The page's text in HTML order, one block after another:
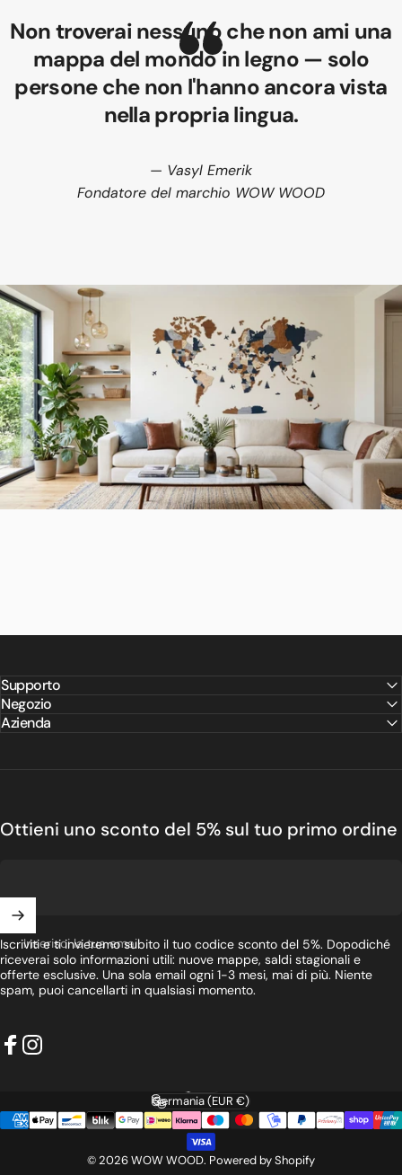
Non troverai nessuno che non ami una
mappa del mondo in legno — solo
persone che non l'hanno ancora vista
nella propria lingua.
— Vasyl Emerik
Fondatore del marchio WOW WOOD
Esploralanostracollezione
Supporto
Negozio
Azienda
Ottieni uno sconto del 5% sul tuo primo ordine
Inserisci la tua email
Iscriviti e ti invieremo subito il tuo codice sconto del 5%. Dopodiché
riceverai solo informazioni utili: nuove mappe, saldi stagionali e
offerte esclusive. Una sola email ogni 1-3 mesi, mai di più. Niente
spam, puoi cancellarti in qualsiasi momento.
© 2026 WOW WOOD. Powered by Shopify
Lingua
Paese/Area geografica
Germania (EUR €)